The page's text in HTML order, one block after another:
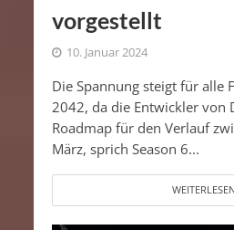
vorgestellt
10. Januar 2024
Die Spannung steigt für alle
2042, da die Entwickler von
Roadmap für den Verlauf
März, sprich Season 6...